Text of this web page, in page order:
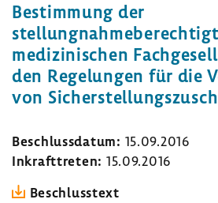
Bestimmung der
medizinischen
den Regelungen für die
von
Beschlussdatum: 15.09.2016
Inkrafttreten: 15.09.2016
Beschlusstext